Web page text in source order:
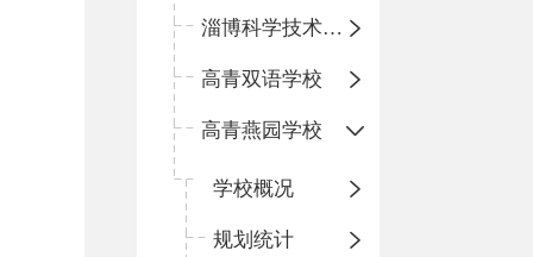
淄博科学技术学校
高青双语学校
高青燕园学校
学校概况
规划统计